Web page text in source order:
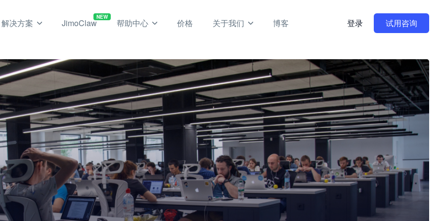
解决方案 JimoClaw
NEW
帮助中心 价格 关于我们 博客 登录 试用咨询